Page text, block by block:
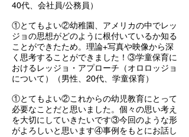
40代、会社員/公務員）
①とてもよい②幼稚園、アメリカの中でレッ
ジョの思想がどのように根付いているか知る
ことができたため。理論+写真や映像から深
く思考することができました！③学童保育に
おけるレッジョ・アプローチ（オロロッジョ
について）（男性、20代、学童保育）
①とてもよい②これからの幼児教育にとって
必要なことだと思いました。個々の思い考え
を大切にしていきたいです③今回のような形
がよろしいと思います④事例をもとにお話し